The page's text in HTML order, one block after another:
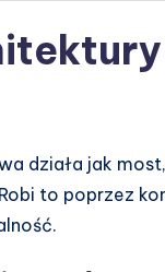
działa jak
to poprzez